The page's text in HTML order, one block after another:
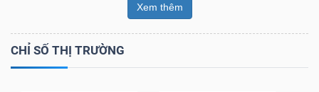
Xem thêm
CHỈ SỐ THỊ TRƯỜNG